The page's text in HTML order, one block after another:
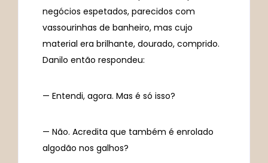
negócios espetados, parecidos com
vassourinhas de banheiro, mas cujo
material era brilhante, dourado, comprido.
Danilo então respondeu:
— Entendi, agora. Mas é só isso?
— Não. Acredita que também é enrolado
algodão nos galhos?